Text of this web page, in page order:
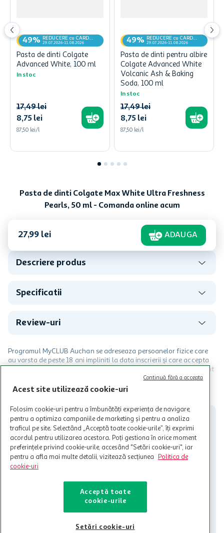
49%
REDUCERE cu CARD
MyCLUB
29.07.2026-11.08.2026
Pasta de dinti Colgate
Advanced White, 100 ml
In stoc
8,75 lei
17,49lei
87,50 lei/l
49%
REDUCERE cu CARD
MyCLUB
29.07.2026-11.08.2026
Pasta de dinti pentru albire
Colgate Advanced White
Volcanic Ash & Baking
Soda, 100 ml
In stoc
8,75 lei
17,49lei
87,50 lei/l
Pasta de dinti Colgate Max White Ultra Freshness
Pearls, 50 ml - Comanda online acum
27,99 lei ADAUGA
Descriere produs
Specificatii
Review-uri
Programul MyCLUB Auchan se adreseaza persoanelor fizice care
au varsta de peste 18 ani impliniti la data inscrierii și care accepta
Termenele și Condițiile Programului. Ofertele MyCLUB Auchan sunt
valabile in limita stocurilor disponibile. Beneficiile se acorda in
limita a 12 unitati / card client o singura data in perioada promotiei.
participante și pentru acțiuni promotionale indicate de Auchan si
nu poate fi utilizat in legatura cu alti comercianți sau pentru alte
activitati in afara celor mentionate in Termene si Conditii. Auchan
nu raspunde pentru imposibilitatea utilizarii Cardului in perioada in
care aceste este suspendat sau in perioada in care sunt efectuate
intretineri sau reparatii tehnice la sistemul de utilizarea al Cardului.
CITESTE MAI MULT
Iti stam mereu la dispozitie.
021-9141 contact@auchan.ro
Acest site utilizează cookie-uri
Folosim cookie-uri pentru a îmbunătăți experiența de navigare,
pentru a optimiza campaniile de marketing și pentru a analiza
traficul pe site. Selectând „Acceptă toate cookie-urile”, îți exprimi
acordul pentru utilizarea acestora. Poți gestiona în orice moment
preferințele privind cookie-urile, accesând "Setări cookie-uri", iar
pentru a afla mai multe detalii, vizitează secțiunea
Politica de
cookie-uri
Acceptă toate
cookie-urile
Setări cookie-uri
Continuă fără a accepta